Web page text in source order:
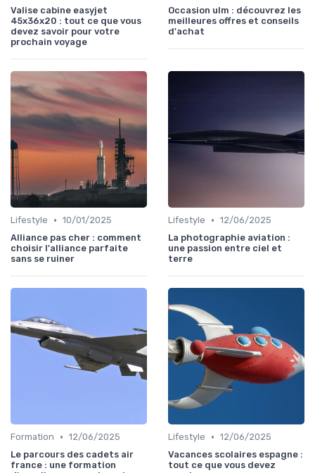
Valise cabine easyjet
45x36x20 : tout ce que vous
devez savoir pour votre
prochain voyage
Occasion ulm : découvrez les
meilleures offres et conseils
d'achat
Lifestyle • 10/01/2025
Alliance pas cher : comment
choisir l'alliance parfaite
sans se ruiner
Lifestyle • 12/06/2025
La photographie aviation :
une passion entre ciel et
terre
Formation • 12/06/2025
Le parcours des cadets air
france : une formation
Lifestyle • 12/06/2025
Vacances scolaires espagne :
tout ce que vous devez